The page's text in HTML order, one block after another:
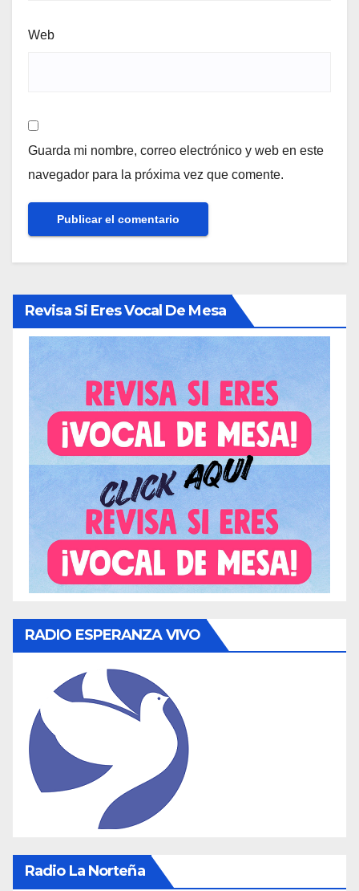
Web
Guarda mi nombre, correo electrónico y web en este
navegador para la próxima vez que comente.
Revisa Si Eres Vocal De Mesa
RADIO ESPERANZA VIVO
Radio La Norteña